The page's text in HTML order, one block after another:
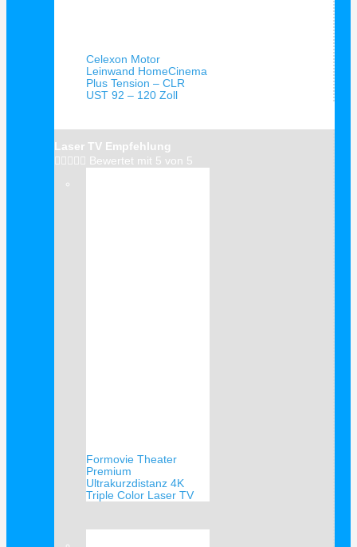
Celexon Motor
Leinwand HomeCinema
Plus Tension – CLR
UST 92 – 120 Zoll
Laser TV Empfehlung
     Bewertet mit 5 von 5
Formovie Theater
Premium
Ultrakurzdistanz 4K
Triple Color Laser TV